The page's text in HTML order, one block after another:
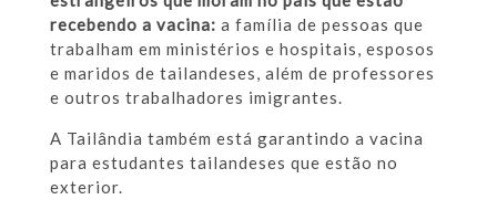
recebendo a vacina: a família de pessoas que
trabalham em ministérios e hospitais, esposos
e maridos de tailandeses, além de professores
e outros trabalhadores imigrantes.
A Tailândia também está garantindo a vacina
para estudantes tailandeses que estão no
exterior.